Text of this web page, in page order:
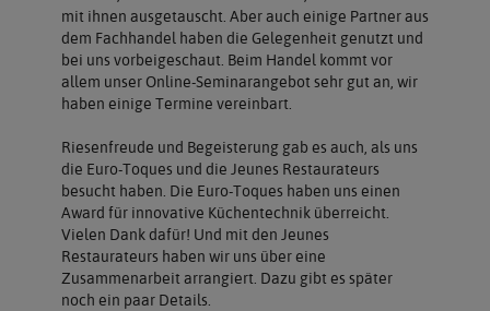
mit ihnen ausgetauscht. Aber auch einige Partner aus
dem Fachhandel haben die Gelegenheit genutzt und
bei uns vorbeigeschaut. Beim Handel kommt vor
allem unser Online-Seminarangebot sehr gut an, wir
haben einige Termine vereinbart.
Riesenfreude und Begeisterung gab es auch, als uns
die Euro-Toques und die Jeunes Restaurateurs
besucht haben. Die Euro-Toques haben uns einen
Award für innovative Küchentechnik überreicht.
Vielen Dank dafür! Und mit den Jeunes
Restaurateurs haben wir uns über eine
Zusammenarbeit arrangiert. Dazu gibt es später
noch ein paar Details.